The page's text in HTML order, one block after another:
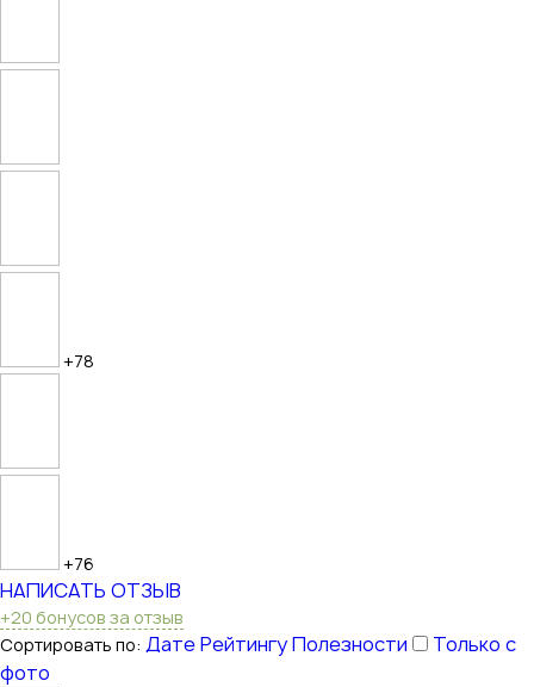
+78
+76
НАПИСАТЬ ОТЗЫВ
+20 бонусов за отзыв
Сортировать по: ДатеРейтингуПолезности
Только с
фото